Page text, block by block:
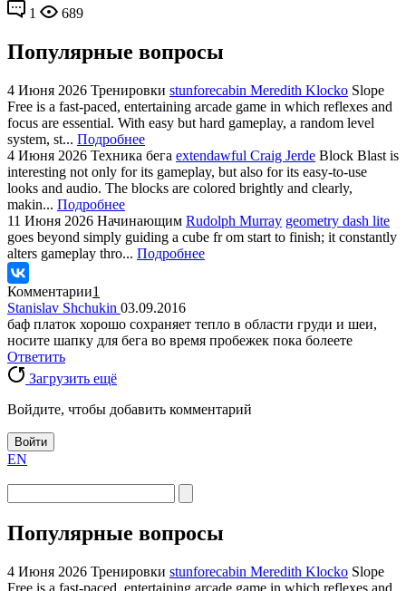
1
689
Популярные вопросы
4 Июня 2026 Тренировки stunforecabin Meredith Klocko Slope
Free is a fast-paced, entertaining arcade game in which reflexes and
focus are essential. With easy but hard gameplay, a random level
system, st... Подробнее
4 Июня 2026 Техника бега extendawful Craig Jerde Block Blast is
interesting not only for its gameplay, but also for its easy-to-use
looks and audio. The blocks are colored brightly and clearly,
makin... Подробнее
11 Июня 2026 Начинающим Rudolph Murray geometry dash lite
goes beyond simply guiding a cube fr om start to finish; it constantly
alters gameplay thro... Подробнее
Комментарии1
Stanislav Shchukin 03.09.2016
баф платок хорошо сохраняет тепло в области груди и шеи,
носите шапку для бега во время пробежек пока болеете
Ответить
Загрузить ещё
Войдите, чтобы добавить комментарий
Войти
EN
Популярные вопросы
4 Июня 2026 Тренировки stunforecabin Meredith Klocko Slope
Free is a fast-paced, entertaining arcade game in which reflexes and